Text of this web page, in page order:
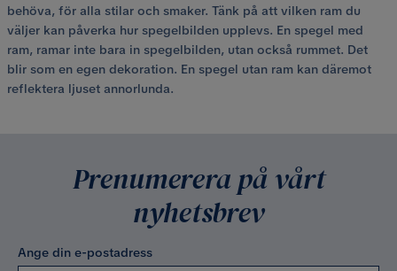
behöva, för alla stilar och smaker. Tänk på att vilken ram du
väljer kan påverka hur spegelbilden upplevs. En spegel med
ram, ramar inte bara in spegelbilden, utan också rummet. Det
blir som en egen dekoration. En spegel utan ram kan däremot
reflektera ljuset annorlunda.
Prenumerera på vårt
nyhetsbrev
Ange din e-postadress